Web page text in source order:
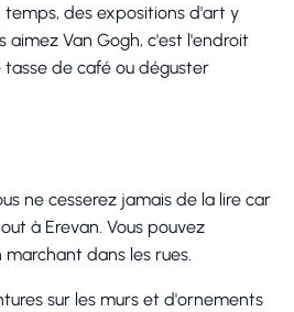
des expositions d'art y
aimez Van Gogh, c'est l'endroit
de café ou déguster
ne cesserez jamais de la lire car
à Erevan. Vous pouvez
dans les rues.
sur les murs et d'ornements